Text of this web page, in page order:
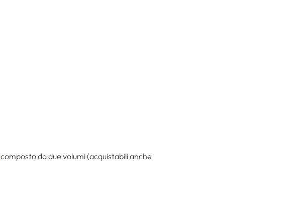
composto da due volumi (acquistabili anche